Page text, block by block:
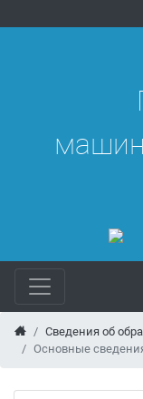
Сведения об
Основные